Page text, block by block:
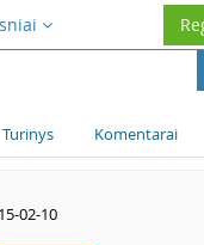
Turinys Komentarai
02-10